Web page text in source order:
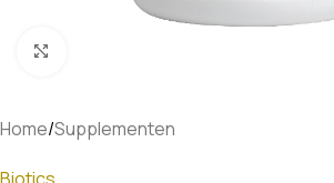
Home/Supplementen
Biotics